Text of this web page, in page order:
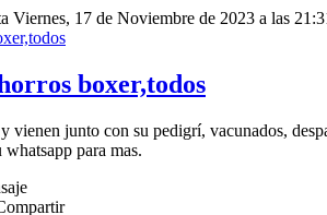
Viernes, 17 de Noviembre de 2023 a las
boxer,todos
vienen junto con su pedigrí, vacunados,
para mas.